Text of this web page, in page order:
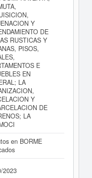
Y
DE
RUSTICAS Y
PISOS,
E
EN
LA
Y
DE
LA
en BORME
2023